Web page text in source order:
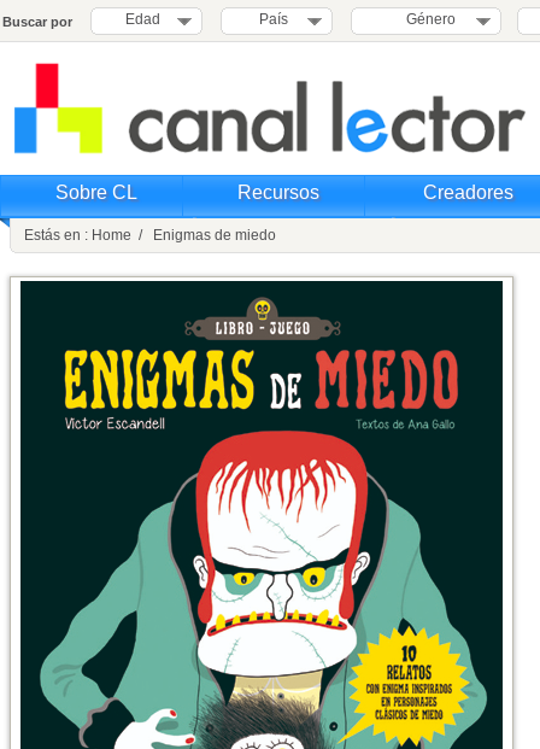
Buscar por Edad País Género
Sobre CL Recursos Creadores
Estás en : Home / Enigmas de miedo